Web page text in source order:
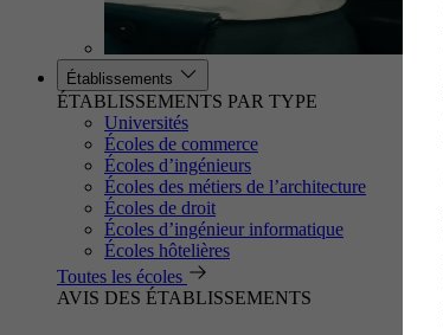
Établissements
ÉTABLISSEMENTS PAR TYPE
Universités
Écoles de commerce
Écoles d’ingénieurs
Écoles des métiers de l’architecture
Écoles de droit
Écoles d’ingénieur informatique
Écoles hôtelières
Toutes les écoles
AVIS DES ÉTABLISSEMENTS